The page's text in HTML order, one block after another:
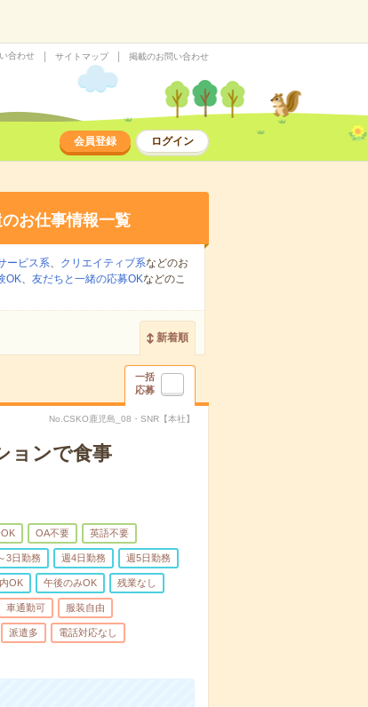
合わせ サイトマップ 掲載のお問い合わせ
会員登録 ログイン
お仕事情報一覧
ービス系、 クリエイティブ系などのお
OK、 友だちと一緒の応募OKなどのこ
新着順
一括
応募
No.CSKO鹿児島_08・SNR【本社】
ョンで食事
OA不要 英語不要
3日勤務 週4日勤務 週5日勤務
OK 午後のみOK 残業なし
車通勤可 服装自由
派遣多 電話対応なし